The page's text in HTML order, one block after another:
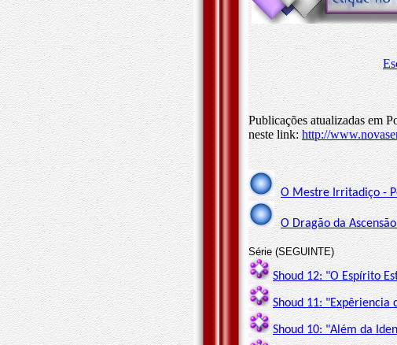
Publicações atualizadas em
neste link:http://
O Mestre Irritadiço -
O Dragão da
Série (SEGUINTE)
Shoud 12: "O Espírito
Shoud 11: "Expêriencia
Shoud 10: "Além da